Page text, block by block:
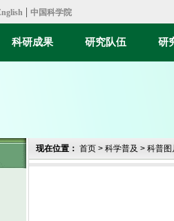
现在位置： 首页 > 科学普及 > 科普图